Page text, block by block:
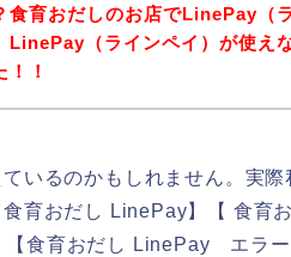
食育おだしのお店でLinePay（
LinePay（ラインペイ）が使え
！！
いるのかもしれません。実
食育おだし LinePay】【 食
食育おだし LinePay エラー